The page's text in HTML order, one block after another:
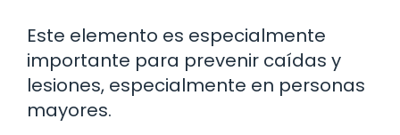
Este elemento es especialmente
importante para prevenir caídas y
lesiones, especialmente en personas
mayores.